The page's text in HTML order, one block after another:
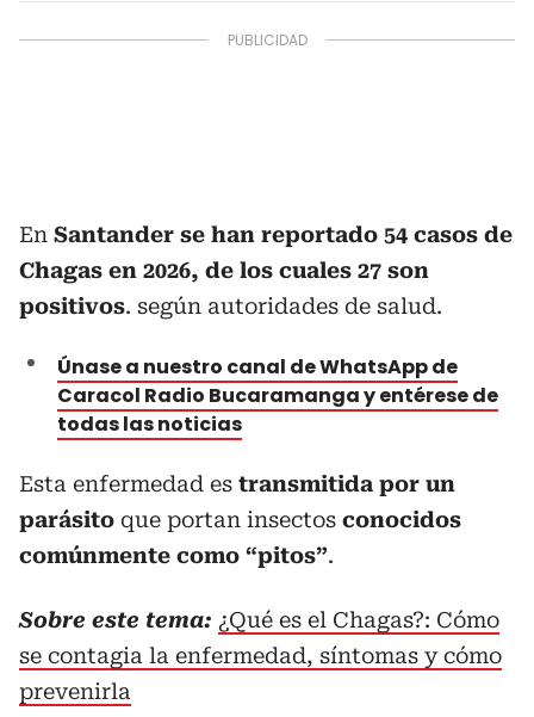
En Santander se han reportado 54 casos de
Chagas en 2026, de los cuales 27 son
positivos. según autoridades de salud.
Únase a nuestro canal de WhatsApp de
Caracol Radio Bucaramanga y entérese de
todas las noticias
Esta enfermedad es transmitida por un
parásito que portan insectos conocidos
comúnmente como “pitos”.
Sobre este tema: ¿Qué es el Chagas?: Cómo
se contagia la enfermedad, síntomas y cómo
prevenirla